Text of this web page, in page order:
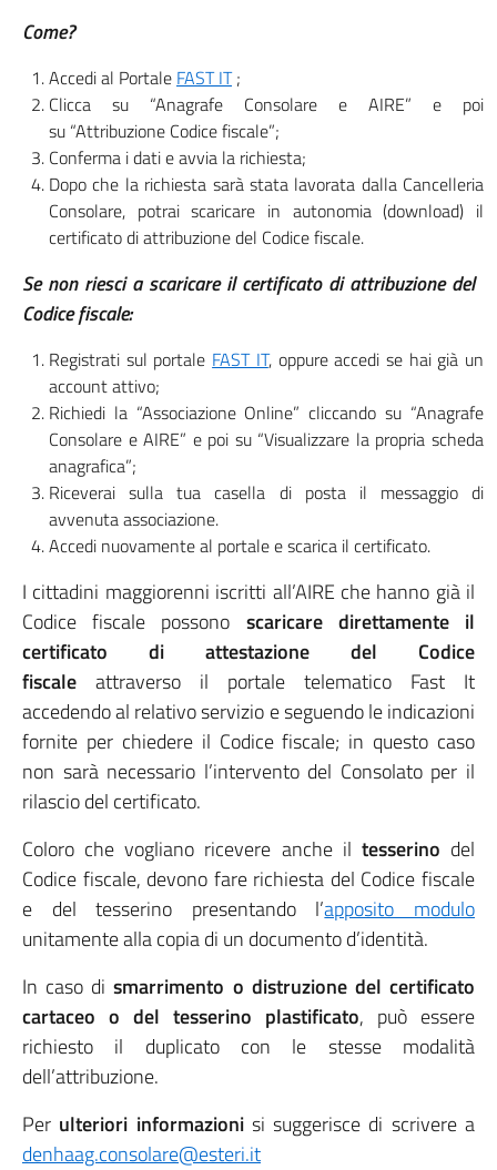
Come?
Accedi al Portale FAST IT;
Clicca su “Anagrafe Consolare e AIRE” e poi
su “Attribuzione Codice fiscale”;
Conferma i dati e avvia la richiesta;
Dopo che la richiesta sarà stata lavorata dalla Cancelleria
Consolare, potrai scaricare in autonomia (download) il
certificato di attribuzione del Codice fiscale.
Se non riesci a scaricare il certificato di attribuzione del
Codice fiscale:
Registrati sul portale FAST IT, oppure accedi se hai già un
account attivo;
Richiedi la “Associazione Online” cliccando su “Anagrafe
Consolare e AIRE” e poi su “Visualizzare la propria scheda
anagrafica”;
Riceverai sulla tua casella di posta il messaggio di
avvenuta associazione.
Accedi nuovamente al portale e scarica il certificato.
I cittadini maggiorenni iscritti all’AIRE che hanno già il
Codice fiscale possono scaricare direttamente il
certificato di attestazione del Codice
fiscale attraverso il portale telematico Fast It
accedendo al relativo servizio e seguendo le indicazioni
fornite per chiedere il Codice fiscale; in questo caso
non sarà necessario l’intervento del Consolato per il
rilascio del certificato.
Coloro che vogliano ricevere anche il tesserino del
Codice fiscale, devono fare richiesta del Codice fiscale
e del tesserino presentando l’apposito modulo
unitamente alla copia di un documento d’identità.
In caso dismarrimento o distruzione del certificato
cartaceo o del tesserino plastificato, può essere
richiesto il duplicato con le stesse modalità
dell’attribuzione.
Per ulteriori informazionisi suggerisce di scrivere a
denhaag.consolare@esteri.it